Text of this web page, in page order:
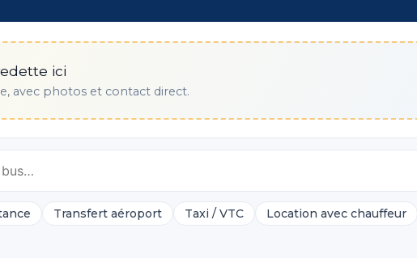
ici
avec photos et contact direct.
Transfert aéroport Taxi / VTC Location avec chauffeur